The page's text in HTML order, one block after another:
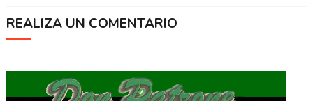
REALIZA UN COMENTARIO